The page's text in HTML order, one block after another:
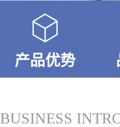
产品优势
BUSINESS